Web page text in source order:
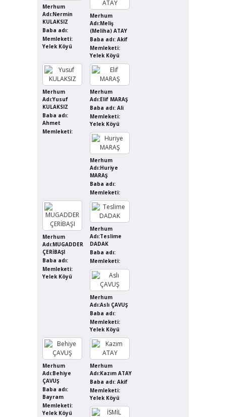
Merhum
Adı:Nermin
KULAKSIZ
Baba adı:
Memleketi:
Yelek Köyü
Merhum
Adı:Meliş
(Meliha) ATAY
Baba adı: Akif
Memleketi:
Yelek Köyü
Merhum
Adı:Yusuf
KULAKSIZ
Baba adı:
Ahmet
Memleketi:
Merhum
Adı:Elif MARAŞ
Baba adı: Ali
Memleketi:
Yelek Köyü
Merhum
Adı:Huriye
MARAŞ
Baba adı:
Memleketi:
Merhum
Adı:MUGADDER
ÇERİBAŞI
Baba adı:
Memleketi:
Yelek Köyü
Merhum
Adı:Teslime
DADAK
Baba adı:
Memleketi:
Merhum
Adı:Aslı ÇAVUŞ
Baba adı:
Memleketi:
Yelek Köyü
Merhum
Adı:Behiye
ÇAVUŞ
Baba adı:
Bayram
Memleketi:
Yelek Köyü
Merhum
Adı:Kazım ATAY
Baba adı: Akif
Memleketi:
Yelek Köyü